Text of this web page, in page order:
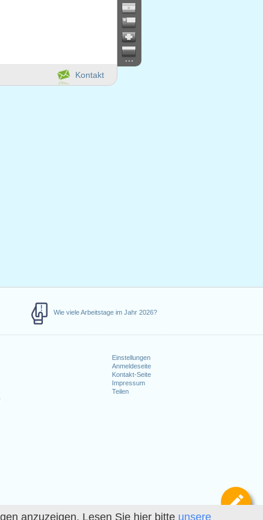
anzuzeigen. Lesen Sie hier bitte unsere
Wie viele Arbeitstage im Jahr 2026?
Einstellungen
Anmeldeseite
Kontakt-Seite
Impressum
Teilen
...
Kontakt